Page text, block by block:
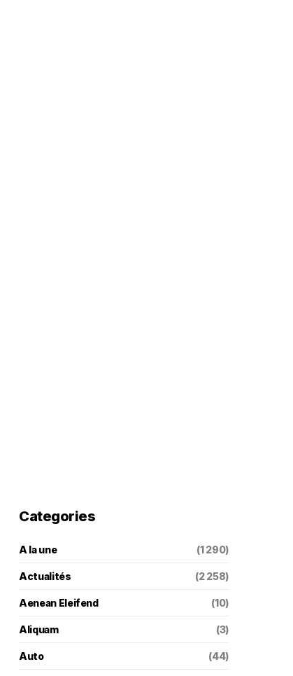
Categories
A la une (1 290)
Actualités (2 258)
Aenean Eleifend (10)
Aliquam (3)
Auto (44)